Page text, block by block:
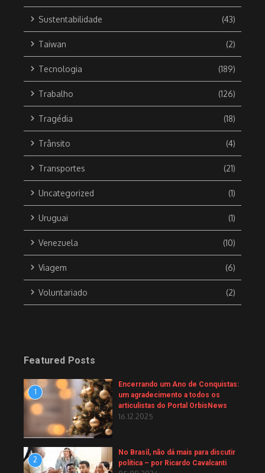
Sustentabilidade (43)
Taiwan (2)
Tecnologia (189)
Trabalho (126)
Tragédia (18)
Trânsito (4)
Transportes (21)
Uncategorized (1)
Uruguai (1)
Venezuela (10)
Viagem (6)
Voluntariado (2)
Featured Posts
1
Encerrando um Ano de Conquistas:
um agradecimento a todos os
articulistas do Portal OrbisNews
16.12.2025
2
No Brasil, não dá mais para discutir
política – por Ricardo Cavalcanti